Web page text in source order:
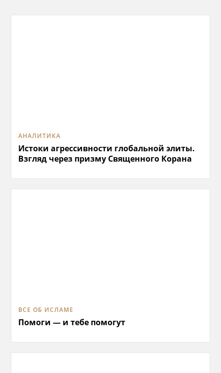
АНАЛИТИКА
Истоки агрессивности глобальной элиты.
Взгляд через призму Священного Корана
ВСЕ ОБ ИСЛАМЕ
Помоги — и тебе помогут